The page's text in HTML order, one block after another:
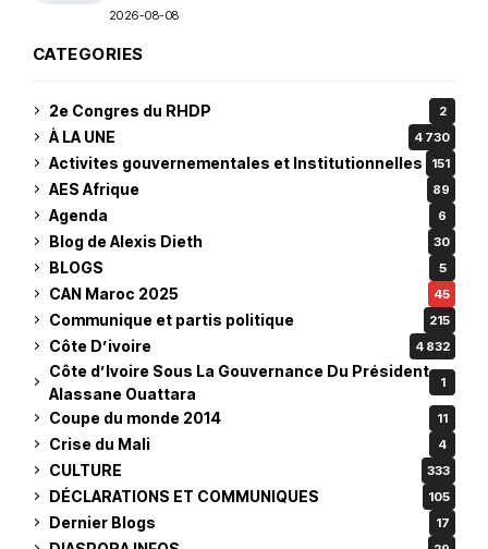
2026-08-08
CATEGORIES
2e Congres du RHDP 2
À LA UNE 4 730
Activites gouvernementales et Institutionnelles 151
AES Afrique 89
Agenda 6
Blog de Alexis Dieth 30
BLOGS 5
CAN Maroc 2025 45
Communique et partis politique 215
Côte D’ivoire 4 832
Côte d’Ivoire Sous La Gouvernance Du Président
Alassane Ouattara
1
Coupe du monde 2014 11
Crise du Mali 4
CULTURE 333
DÉCLARATIONS ET COMMUNIQUES 105
Dernier Blogs 17